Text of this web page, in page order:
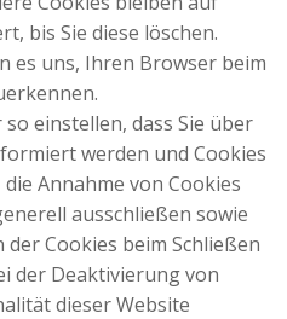
bis Sie diese löschen.
es uns, Ihren Browser beim
einstellen, dass Sie über
werden und Cookies
Annahme von Cookies
ausschließen sowie
Cookies beim Schließen
der Deaktivierung von
dieser Website